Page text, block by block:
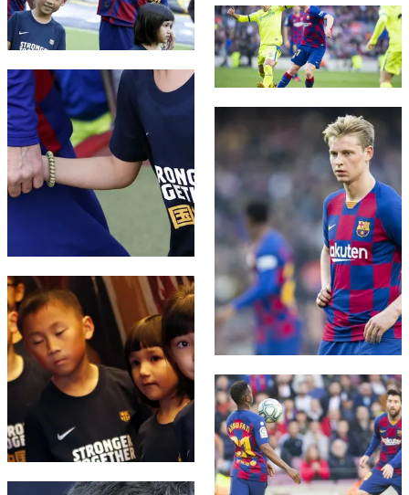
FC Barcelona club badge
FC Barcelona club badge
FC Barcelona club badge
FC Barcelona club badge
FC Barcelona club badge
FC Barcelona club badge